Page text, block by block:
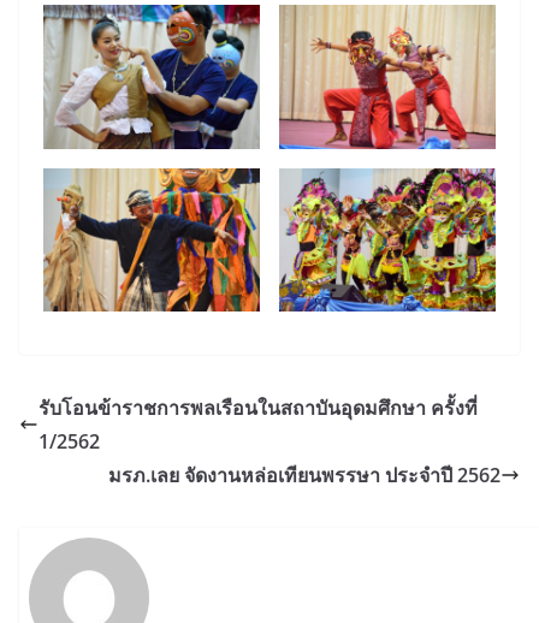
รับโอนข้าราชการพลเรือนในสถาบันอุดมศึกษา ครั้งที่
1/2562
มรภ.เลย จัดงานหล่อเทียนพรรษา ประจำปี 2562